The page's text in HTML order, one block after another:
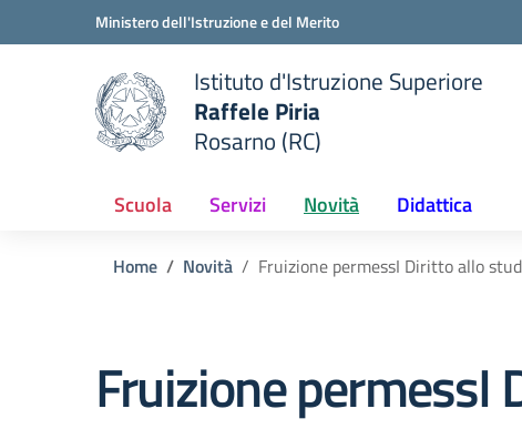
Vai ai contenuti
Vai al menu di navigazioneMinistero dell'Istruzione e del Merito
scuola
Istituto d'Istruzione Superiore
Raffele Piria
Rosarno (RC)
Scuola Servizi Novità Didattica
Home Novità Fruizione permessI Diritto allo
Fruizione permessI